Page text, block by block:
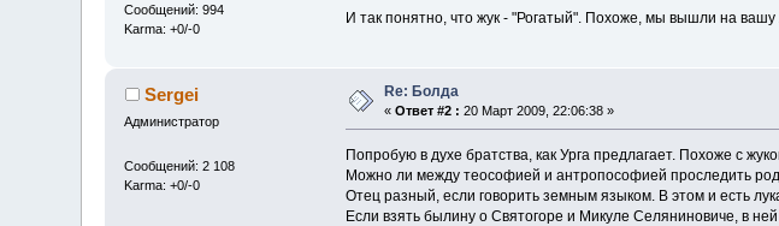
Сообщений: 994
Karma: +0/-0
И так понятно, что жук - "Рогатый". Похоже, мы вышли на
Sergei
Администратор
Сообщений: 2 108
Karma: +0/-0
Re: Болда
«Ответ #2 : 20 Март 2009, 22:06:38 »
Попробую в духе братства, как Урга предлагает. Похоже с
Можно ли между теософией и антропософией проследить
Отец разный, если говорить земным языком. В этом и есть
Если взять былину о Святогоре и Микуле Селяниновиче, в